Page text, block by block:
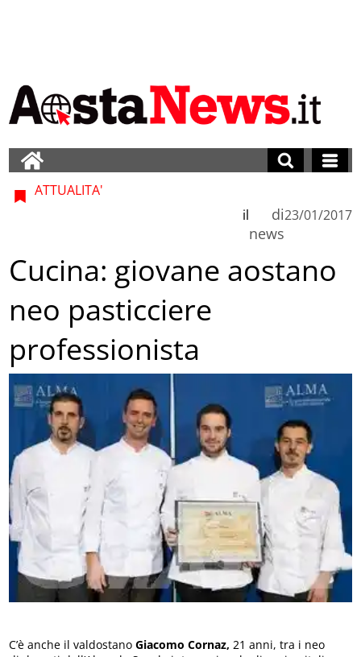
ATTUALITA'
di
news
il 23/01/2017
Cucina: giovane aostano
neo pasticciere
professionista
C’è anche il valdostanoGiacomo Cornaz, 21 anni, tra i neo